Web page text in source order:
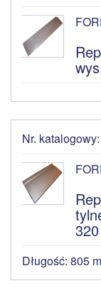
Nr.
Długość: 805